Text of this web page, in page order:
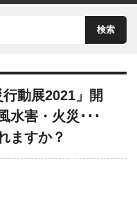
動展2021」開
水害・火災･･･
ますか？